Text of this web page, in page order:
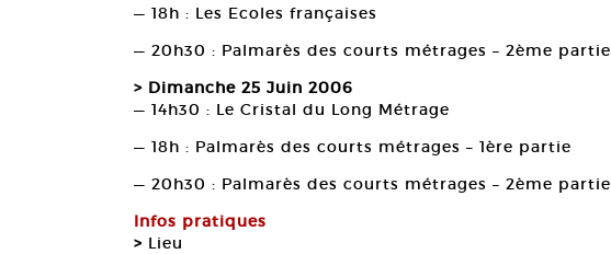
— 18h : Les Ecoles françaises
— 20h30 : Palmarès des courts métrages – 2ème partie
> Dimanche 25 Juin 2006
— 14h30 : Le Cristal du Long Métrage
— 18h : Palmarès des courts métrages – 1ère partie
— 20h30 : Palmarès des courts métrages – 2ème partie
Infos pratiques
> Lieu